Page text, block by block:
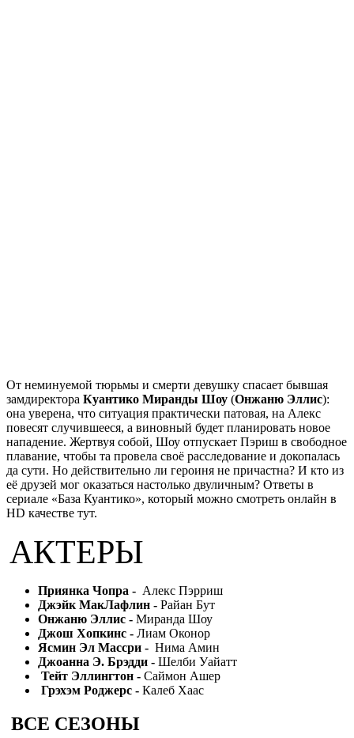
От неминуемой тюрьмы и смерти девушку спасает бывшая
замдиректора Куантико Миранды Шоу (Онжаню Эллис):
она уверена, что ситуация практически патовая, на Алекс
повесят случившееся, а виновный будет планировать новое
нападение. Жертвуя собой, Шоу отпускает Пэриш в свободное
плавание, чтобы та провела своё расследование и докопалась
да сути. Но действительно ли героиня не причастна? И кто из
её друзей мог оказаться настолько двуличным? Ответы в
сериале «База Куантико», который можно смотреть онлайн в
HD качестве тут.
АКТЕРЫ
Приянка Чопра - Алекс Пэрриш
Джэйк МакЛафлин - Райан Бут
Онжаню Эллис - Миранда Шоу
Джош Хопкинс - Лиам Оконор
Ясмин Эл Массри - Нима Амин
Джоанна Э. Брэдди - Шелби Уайатт
Тейт Эллингтон - Саймон Ашер
Грэхэм Роджерс - Калеб Хаас
ВСЕ СЕЗОНЫ